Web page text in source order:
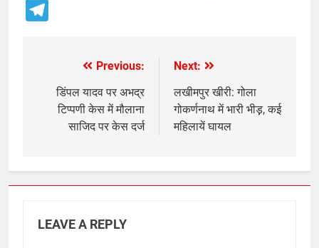
navigation
Previous:
डिंपल यादव पर अभद्र
टिप्पणी केस में मौलाना
साजिद पर केस दर्ज
Next:
लखीमपुर खीरी: गोला
गोकर्णनाथ में भारी भीड़़, कई
महिलायें घायल
LEAVE A REPLY